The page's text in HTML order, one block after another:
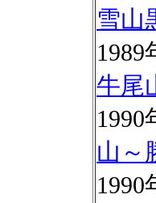
雪山
牛尾
山～